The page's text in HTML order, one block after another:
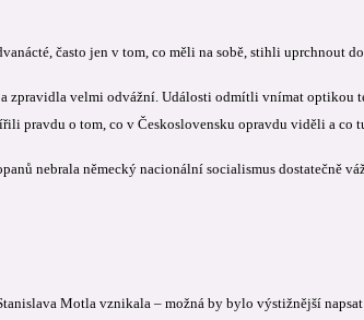
často jen v tom, co měli na sobě, stihli uprchnout
zpravidla velmi odvážní. Události odmítli vnímat optikou
pravdu o tom, co v Československu opravdu viděli a co
nebrala německý nacionální socialismus dostatečně
Motla vznikala – možná by bylo výstižnější